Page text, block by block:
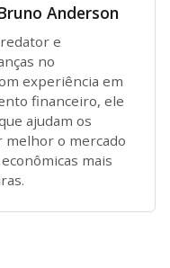
Anderson
e
no
experiência em
financeiro, ele
ajudam os
o mercado
mais